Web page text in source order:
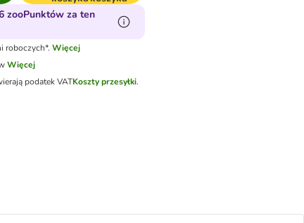
zooPunktów za ten
roboczych*. Więcej
Więcej
podatek VATKoszty przesyłki.